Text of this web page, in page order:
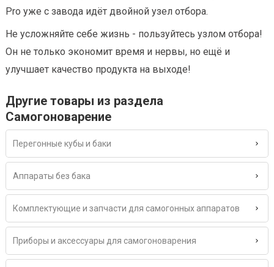
Pro уже с завода идёт двойной узел отбора.
Не усложняйте себе жизнь - пользуйтесь узлом отбора!
Он не только экономит время и нервы, но ещё и
улучшает качество продукта на выходе!
Другие товары из раздела
Самогоноварение
Перегонные кубы и баки
Аппараты без бака
Комплектующие и запчасти для самогонных аппаратов
Приборы и аксессуары для самогоноварения